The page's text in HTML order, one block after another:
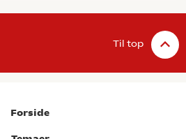
Til top
Forside